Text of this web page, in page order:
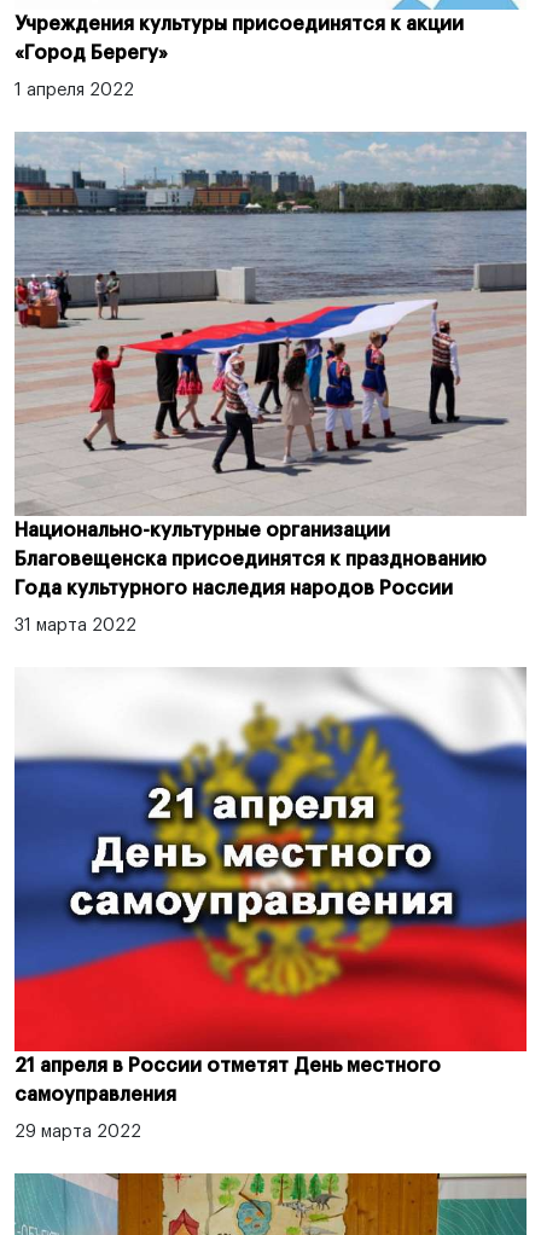
Учреждения культуры присоединятся к акции
«Город Берегу»
1 апреля 2022
Национально-культурные организации
Благовещенска присоединятся к празднованию
Года культурного наследия народов России
31 марта 2022
21 апреля в России отметят День местного
самоуправления
29 марта 2022